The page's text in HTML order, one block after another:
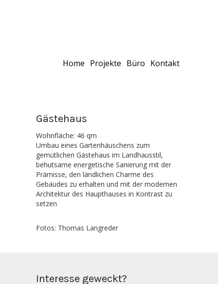
Home Projekte Büro Kontakt
Gästehaus
Wohnfläche: 46 qm
Umbau eines Gartenhäuschens zum
gemütlichen Gästehaus im Landhausstil,
behutsame energetische Sanierung mit der
Prämisse, den ländlichen Charme des
Gebäudes zu erhalten und mit der modernen
Architektur des Haupthauses in Kontrast zu
setzen
Fotos: Thomas Langreder
Interesse geweckt?